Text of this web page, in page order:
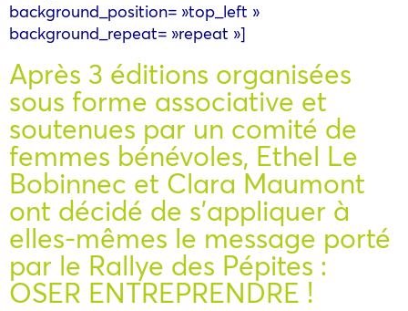
background_position= »top_left »
background_repeat= »repeat »]
Après 3 éditions organisées
sous forme associative et
soutenues par un comité de
femmes bénévoles, Ethel Le
Bobinnec et Clara Maumont
ont décidé de s’appliquer à
elles-mêmes le message porté
par le Rallye des Pépites :
OSER ENTREPRENDRE !